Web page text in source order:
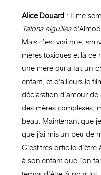
Alice Douard : Il me
Talons aiguilles
Mais c’est vrai que,
mères toxiques et là ce
une mère qui a fait un
enfant, et d’ailleurs le
déclaration d’amour de
des mères complexes,
beau. Maintenant que
que j’ai mis un peu de
C’est très difficile
à son enfant que l’on